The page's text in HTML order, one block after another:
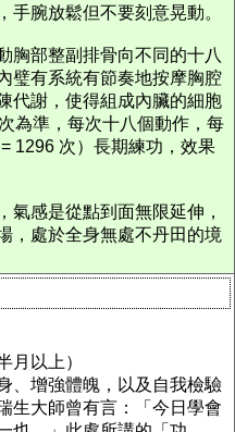
手腕放鬆但不要刻意晃動。
胸部整副排骨向不同的十八
璧有系統有節奏地按摩胸腔
代謝，使得組成內臟的細胞
為準，每次十八個動作，每
1296 次）長期練功，效果
氣感是從點到面無限延伸，
，處於全身無處不丹田的境
月以上）
、增強體魄，以及自我檢驗
生大師曾有言：「今日學會